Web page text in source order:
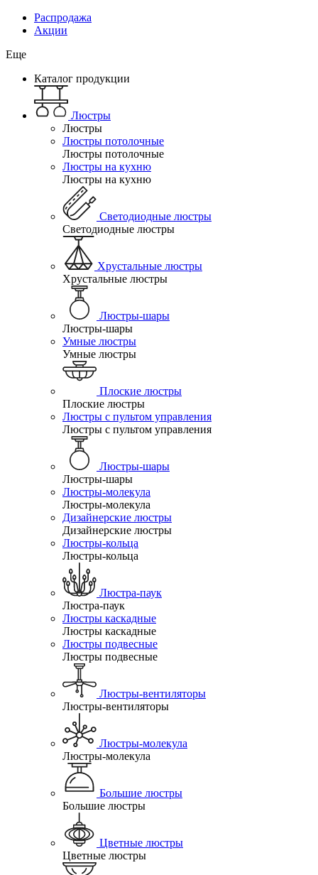
Распродажа
Акции
Еще
Каталог продукции
Люстры
Люстры
Люстры потолочные
Люстры потолочные
Люстры на кухню
Люстры на кухню
Светодиодные люстры
Светодиодные люстры
Хрустальные люстры
Хрустальные люстры
Люстры-шары
Люстры-шары
Умные люстры
Умные люстры
Плоские люстры
Плоские люстры
Люстры с пультом управления
Люстры с пультом управления
Люстры-шары
Люстры-шары
Люстры-молекула
Люстры-молекула
Дизайнерские люстры
Дизайнерские люстры
Люстры-кольца
Люстры-кольца
Люстра-паук
Люстра-паук
Люстры каскадные
Люстры каскадные
Люстры подвесные
Люстры подвесные
Люстры-вентиляторы
Люстры-вентиляторы
Люстры-молекула
Люстры-молекула
Большие люстры
Большие люстры
Цветные люстры
Цветные люстры